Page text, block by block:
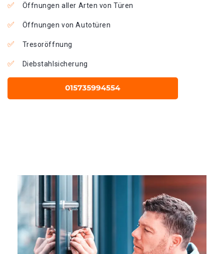
Öffnungen aller Arten von Türen
Öffnungen von Autotüren
Tresoröffnung
Diebstahlsicherung